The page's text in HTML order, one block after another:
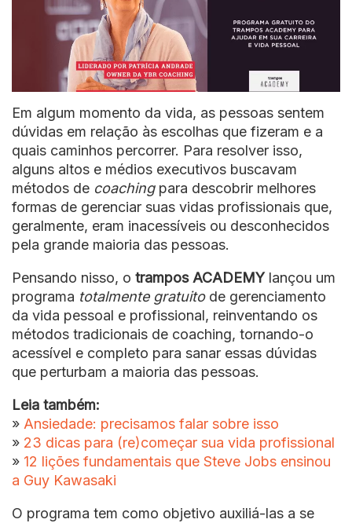
Em algum momento da vida, as pessoas sentem
dúvidas em relação às escolhas que fizeram e a
quais caminhos percorrer. Para resolver isso,
alguns altos e médios executivos buscavam
métodos de coachingpara descobrir melhores
formas de gerenciar suas vidas profissionais que,
geralmente, eram inacessíveis ou desconhecidos
pela grande maioria das pessoas.
Pensando nisso, o trampos ACADEMYlançou um
programa totalmente gratuitode gerenciamento
da vida pessoal e profissional, reinventando os
métodos tradicionais de coaching, tornando-o
acessível e completo para sanar essas dúvidas
que perturbam a maioria das pessoas.
Leia também:
» Ansiedade: precisamos falar sobre isso
» 23 dicas para (re)começar sua vida profissional
» 12 lições fundamentais que Steve Jobs ensinou
a Guy Kawasaki
O programa tem como objetivo auxiliá-las a se